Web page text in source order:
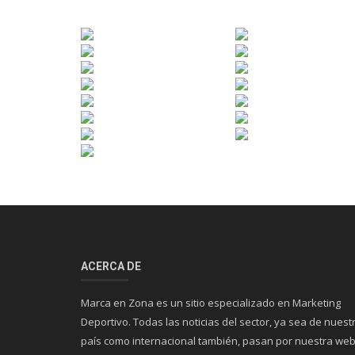
ACERCA DE
Marca en Zona es un sitio especializado en Marketing
Deportivo. Todas las noticias del sector, ya sea de
país como internacional también, pasan por nuestra